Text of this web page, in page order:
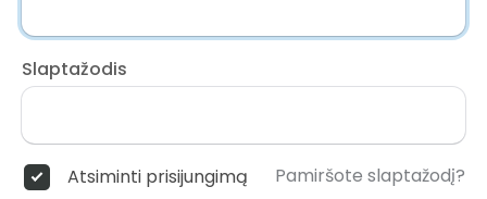
Slaptažodis
Atsiminti prisijungimą Pamiršote slaptažodį?